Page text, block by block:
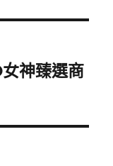
神臻選商